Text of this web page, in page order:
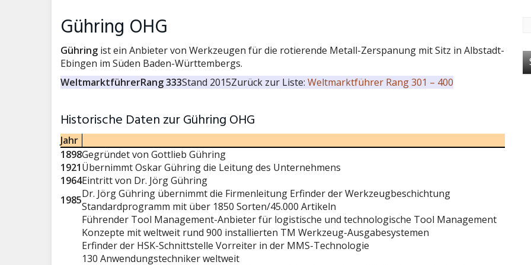
Gühring OHG
Gühring ist ein Anbieter von Werkzeugen für die rotierende Metall-Zerspanung mit Sitz in Albstadt-
Ebingen im Süden Baden-Württembergs.
WeltmarktführerRang 333Stand 2015Zurück zur Liste: Weltmarktführer Rang 301 – 400
Historische Daten zur Gühring OHG
Jahr
1898Gegründet von Gottlieb Gühring
1921Übernimmt Oskar Gühring die Leitung des Unternehmens
1964Eintritt von Dr. Jörg Gühring
1985Dr. Jörg Gühring übernimmt die Firmenleitung Erfinder der Werkzeugbeschichtung
Standardprogramm mit über 1850 Sorten/45.000 Artikeln
Führender Tool Management-Anbieter für logistische und technologische Tool Management
Konzepte mit weltweit rund 900 installierten TM Werkzeug-Ausgabesystemen
Erfinder der HSK-Schnittstelle Vorreiter in der MMS-Technologie
130 Anwendungstechniker weltweit